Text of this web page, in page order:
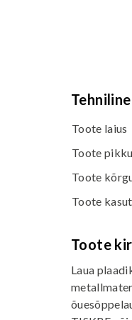
Toote laius
Toote
Toote
Toote
Toote
Laua